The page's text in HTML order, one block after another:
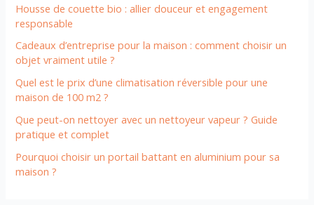
Housse de couette bio : allier douceur et engagement
responsable
Cadeaux d’entreprise pour la maison : comment choisir un
objet vraiment utile ?
Quel est le prix d’une climatisation réversible pour une
maison de 100 m2 ?
Que peut-on nettoyer avec un nettoyeur vapeur ? Guide
pratique et complet
Pourquoi choisir un portail battant en aluminium pour sa
maison ?